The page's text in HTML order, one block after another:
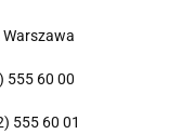
555 60 00
555 60 01